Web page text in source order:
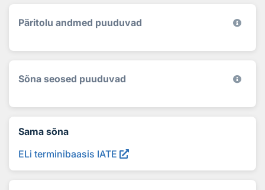
Päritolu andmed puuduvad
Sõna seosed puuduvad
Sama sõna
ELi terminibaasis IATE